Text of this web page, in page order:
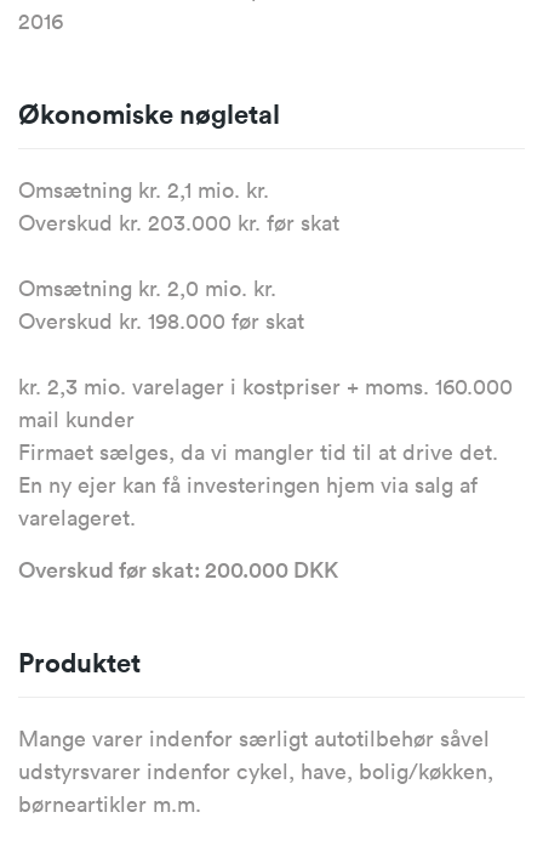
2016
Økonomiske nøgletal
Omsætning kr. 2,1 mio. kr.
Overskud kr. 203.000 kr. før skat
Omsætning kr. 2,0 mio. kr.
Overskud kr. 198.000 før skat
kr. 2,3 mio. varelager i kostpriser + moms. 160.000
mail kunder
Firmaet sælges, da vi mangler tid til at drive det.
En ny ejer kan få investeringen hjem via salg af
varelageret.
Overskud før skat: 200.000 DKK
Produktet
Mange varer indenfor særligt autotilbehør såvel
udstyrsvarer indenfor cykel, have, bolig/køkken,
børneartikler m.m.